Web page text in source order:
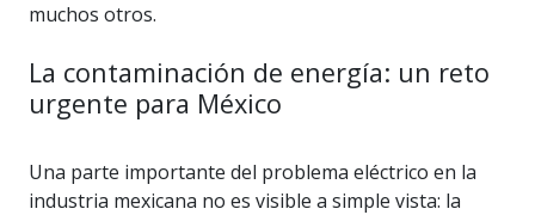
muchos otros.
La contaminación de energía: un reto
urgente para México
Una parte importante del problema eléctrico en la
industria mexicana no es visible a simple vista: la